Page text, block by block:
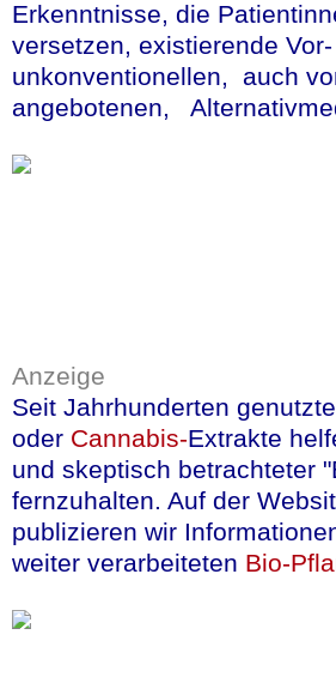
Erkenntnisse, die
versetzen, existierende
unkonventionellen, auch
angebotenen,
Anzeige
Seit Jahrhunderten
oder Cannabis-Extrakte
und skeptisch betrachteter
fernzuhalten. Auf der
publizieren wir
weiter verarbeiteten Bio-